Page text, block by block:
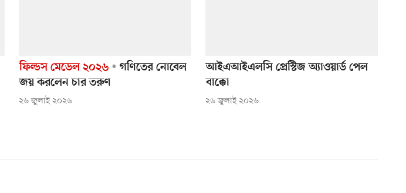
ফিল্ডস মেডেল ২০২৬
গণিতের নোবেল
জয় করলেন চার তরুণ
২৬ জুলাই ২০২৬
আইএআইএলসি প্রেস্টিজ অ্যাওয়ার্ড পেল
বাক্কো
২৬ জুলাই ২০২৬